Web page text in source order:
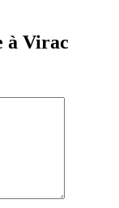
à Virac